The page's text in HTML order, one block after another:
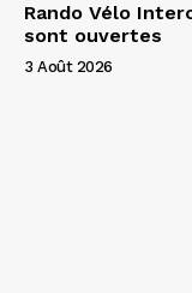
Rando Vélo
sont ouvertes
3 Août 2026